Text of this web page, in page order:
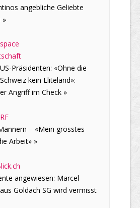
angebliche Geliebte
»
Präsidenten: «Ohne die
kein Eliteland»:
Angriff im Check »
– «Mein grösstes
Arbeit» »
angewiesen: Marcel
Goldach SG wird vermisst